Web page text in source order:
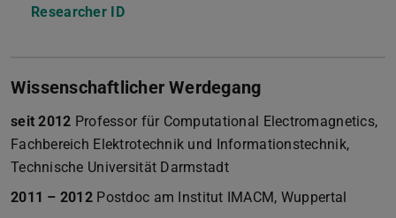
Researcher ID
Wissenschaftlicher Werdegang
seit 2012 Professor für Computational Electromagnetics,
Fachbereich Elektrotechnik und Informationstechnik,
Technische Universität Darmstadt
2011 – 2012 Postdoc am Institut IMACM, Wuppertal